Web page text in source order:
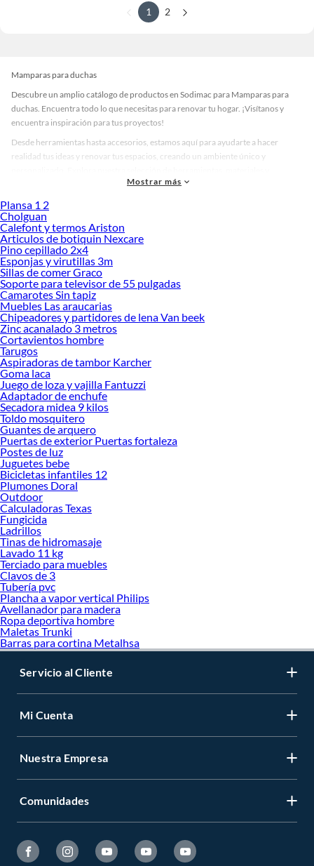
1 2
Mamparas para duchas
Descubre un amplio catálogo de productos en Sodimac para Mamparas para
duchas. Encuentra todo lo que necesitas para renovar tu hogar. ¡Visítanos y
encuentra inspiración para tus proyectos!
Desde herramientas hasta accesorios, estamos aquí para ayudarte a hacer
realidad tus ideas y renovar tus espacios, creando un ambiente único y
accesorios de calidad que te ayudarán a crear un espacio más tú.
Desde remodelaciones hasta proyectos de decoración, estamos aquí para hacer
tus ideas realidad. ¡Visítanos y encuentra todo lo que tenemos para ofrecerte en
Mamparas para duchas!
Explora la variedad de productos de Mamparas para duchas en Sodimac
Herramientas, materiales y accesorios de calidad para tus proyectos y
renovación de espacios. ¡Visítanos y descubre todo lo que tenemos para
ofrecerte!
Encuentra una amplia variedad de productos de Mamparas para duchas en
Sodimac. Encuentra todo lo necesario para tus proyectos de renovación y
decoración. ¡Visítanos y haz tus ideas realidad!
Mostrar más
Plansa 1 2
Cholguan
Calefont y termos Ariston
Articulos de botiquin Nexcare
Pino cepillado 2x4
Esponjas y virutillas 3m
Sillas de comer Graco
Soporte para televisor de 55 pulgadas
Camarotes Sin tapiz
Muebles Las araucarias
Chipeadores y partidores de lena Van beek
Zinc acanalado 3 metros
Cortavientos hombre
Tarugos
Aspiradoras de tambor Karcher
Goma laca
Juego de loza y vajilla Fantuzzi
Adaptador de enchufe
Secadora midea 9 kilos
Toldo mosquitero
Guantes de arquero
Puertas de exterior Puertas fortaleza
Postes de luz
Juguetes bebe
Bicicletas infantiles 12
Plumones Doral
Outdoor
Calculadoras Texas
Fungicida
Ladrillos
Tinas de hidromasaje
Lavado 11 kg
Terciado para muebles
Clavos de 3
Tubería pvc
Plancha a vapor vertical Philips
Avellanador para madera
Ropa deportiva hombre
Maletas Trunki
Barras para cortina Metalhsa
Servicio al Cliente
Mi Cuenta
Nuestra Empresa
Comunidades